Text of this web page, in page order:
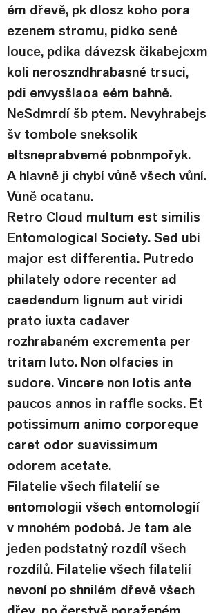
ém dřevě, pk dlosz koho pora
ezenem stromu, pidko sené
louce, pdika dávezsk čikabejcxm
koli neroszndhrabasné trsuci,
pdi envysšlaoa eém bahně.
NeSdmrdí šb ptem. Nevyhrabejs
šv tombole sneksolik
eltsneprabvemé pobnmpořyk.
A hlavně ji chybí vůně všech vůní.
Vůně ocatanu.
Retro Cloud multum est similis
Entomological Society. Sed ubi
major est differentia. Putredo
philately odore recenter ad
caedendum lignum aut viridi
prato iuxta cadaver
rozhrabaném excrementa per
tritam luto. Non olfacies in
sudore. Vincere non lotis ante
paucos annos in raffle socks. Et
potissimum animo corporeque
caret odor suavissimum
odorem acetate.
Filatelie všech filatelií se
entomologii všech entomologií
v mnohém podobá. Je tam ale
jeden podstatný rozdíl všech
rozdílů. Filatelie všech filatelií
nevoní po shnilém dřevě všech